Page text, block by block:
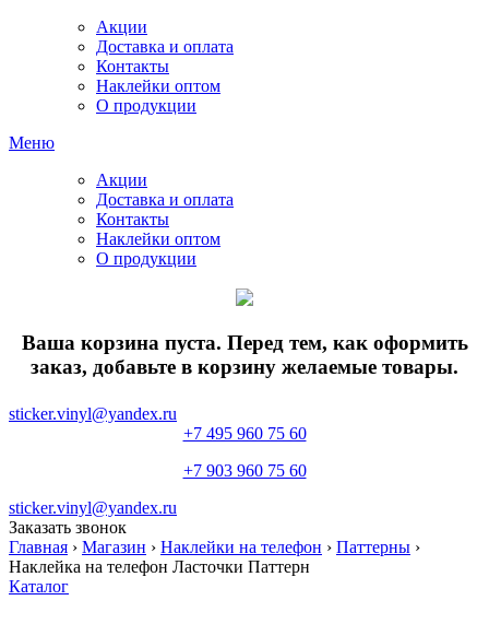
Акции
Доставка и оплата
Контакты
Наклейки оптом
О продукции
Меню
Акции
Доставка и оплата
Контакты
Наклейки оптом
О продукции
Ваша корзина пуста. Перед тем, как оформить
заказ, добавьте в корзину желаемые товары.
sticker.vinyl@yandex.ru
+7 495 960 75 60
+7 903 960 75 60
sticker.vinyl@yandex.ru
Заказать звонок
Главная › Магазин › Наклейки на телефон › Паттерны ›
Наклейка на телефон Ласточки Паттерн
Каталог